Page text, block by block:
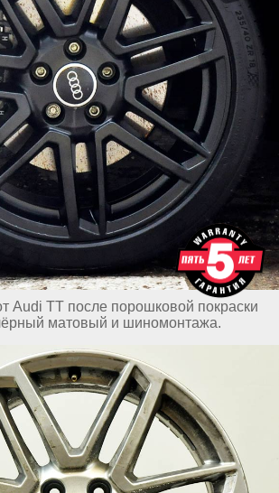
Audi TT после порошковой покраски
матовый и шиномонтажа.